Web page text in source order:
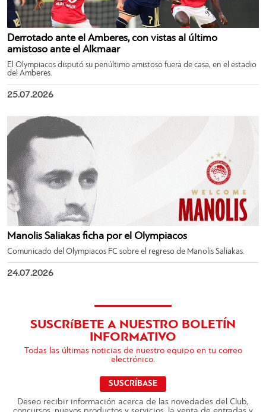
Derrotado ante el Amberes, con vistas al último
amistoso ante el Alkmaar
El Olympiacos disputó su penúltimo amistoso fuera de casa, en el estadio
del Amberes.
25.07.2026
Manolis Saliakas ficha por el Olympiacos
Comunicado del Olympiacos FC sobre el regreso de Manolis Saliakas.
24.07.2026
SUSCRíBETE A NUESTRO BOLETÍN
INFORMATIVO
Todas las últimas noticias de nuestro equipo en tu correo
electrónico.
SUSCRÍBASE
Deseo recibir información acerca de las novedades del Club,